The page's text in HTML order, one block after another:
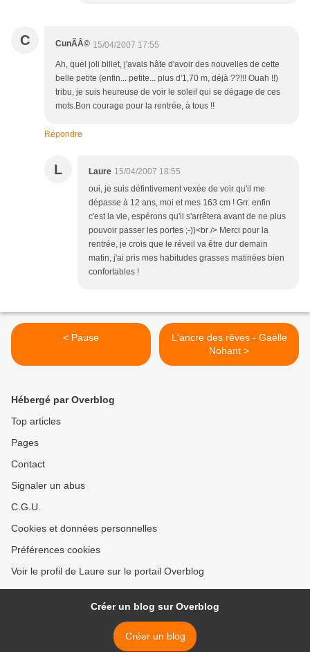
C CunÃÂ© 15/04/2007 17:55
Ah, quel joli billet, j'avais hâte d'avoir des nouvelles de cette
belle petite (enfin... petite... plus d'1,70 m, déjà ??!!! Ouah !!)
tribu, je suis heureuse de voir le soleil qui se dégage de ces
mots.Bon courage pour la rentrée, à tous !!
Répondre
L Laure 15/04/2007 18:55
oui, je suis défintivement vexée de voir qu'il me
dépasse à 12 ans, moi et mes 163 cm ! Grr. enfin
c'est la vie, espérons qu'il s'arrêtera avant de ne plus
pouvoir passer les portes ;-))<br /> Merci pour la
rentrée, je crois que le réveil va être dur demain
matin, j'ai pris mes habitudes grasses matinées bien
confortables !
< Pause
L'ancre des rêves - Gaëlle
Nohant >
Hébergé par Overblog
Top articles
Pages
Contact
Signaler un abus
C.G.U.
Cookies et données personnelles
Préférences cookies
Voir le profil de Laure sur le portail Overblog
Créer un blog sur Overblog
Créer un blog